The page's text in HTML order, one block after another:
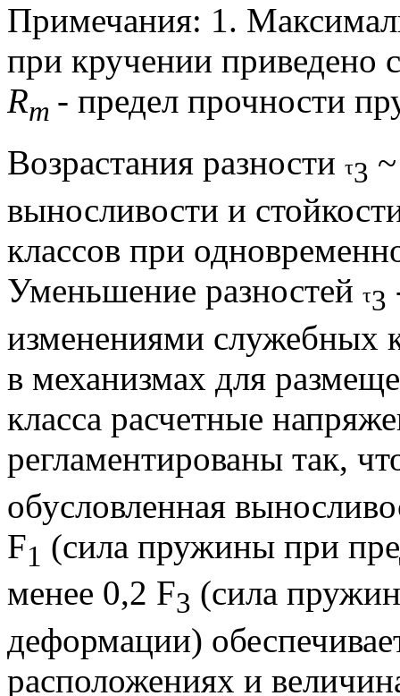
Примечания: 1.
при кручении приведено
Rm - предел прочности
Возрастания разности τ3
выносливости и
классов при
Уменьшение разностей τ3
изменениями служебных
в механизмах для
класса расчетные
регламентированы так,
обусловленная
F1 (сила пружины при
менее 0,2 F3 (сила
деформации)
расположениях и